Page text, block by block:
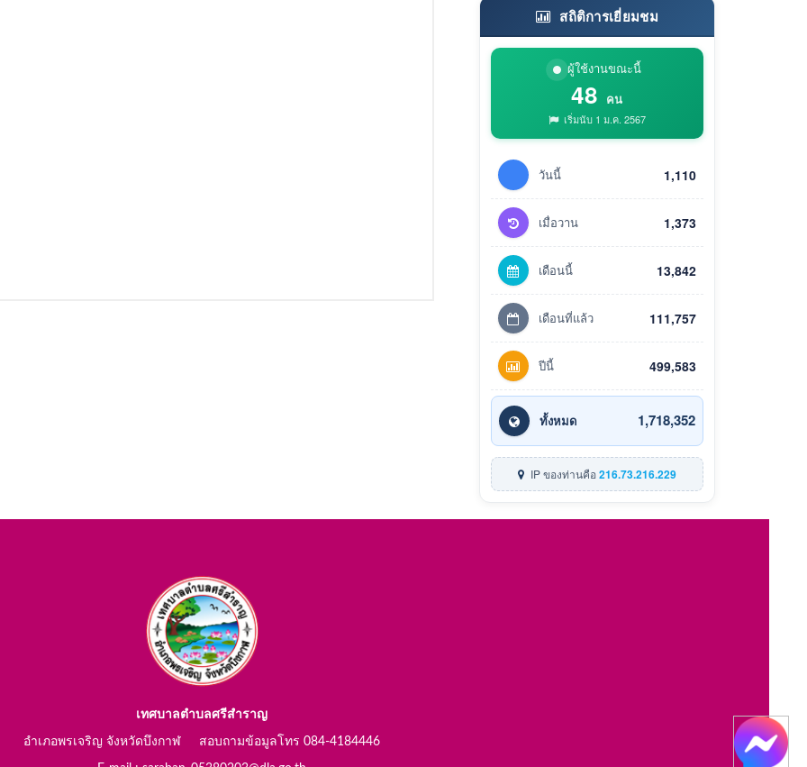
สถิติการเยี่ยมชม
ผู้ใช้งานขณะนี้
48 คน
เริ่มนับ 1 ม.ค. 2567
วันนี้ 1,110
เมื่อวาน 1,373
เดือนนี้ 13,842
เดือนที่แล้ว 111,757
ปีนี้ 499,583
ทั้งหมด 1,718,352
IP ของท่านคือ216.73.216.229
เทศบาลตำบลศรีสำราญ
อำเภอพรเจริญ จังหวัดบึงกาฬ สอบถามข้อมูลโทร 084-4184446